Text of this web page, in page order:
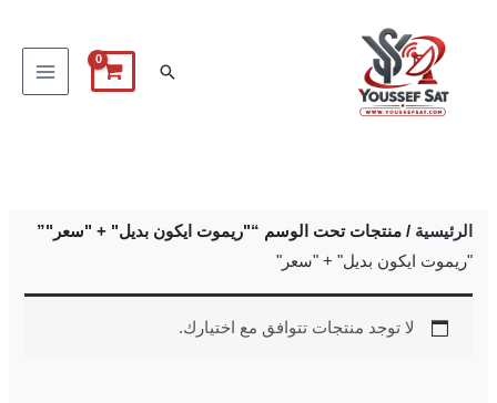
البحث
الرئيسية / منتجات تحت الوسم “"ريموت ايكون بديل" + "سعر"”
"ريموت ايكون بديل" + "سعر"
لا توجد منتجات تتوافق مع اختيارك.